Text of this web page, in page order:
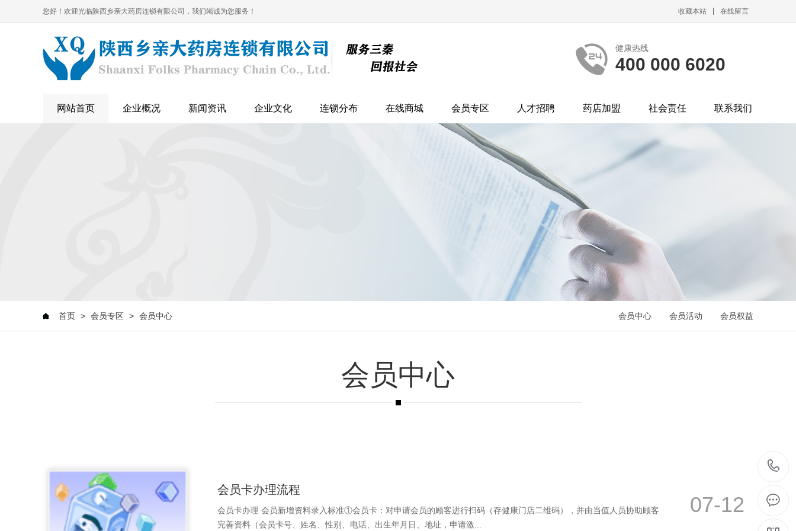
您好！欢迎光临陕西乡亲大药房连锁有限公司，我们竭诚为您服务！ 收藏本站 在线留言
健康热线
400 000 6020
网站首页 企业概况 新闻资讯 企业文化 连锁分布 在线商城 会员专区 人才招聘 药店加盟 社会责任 联系我们
首页 > 会员专区 > 会员中心 会员中心 会员活动 会员权益
会员中心
会员卡办理流程
会员卡办理 会员新增资料录入标准①会员卡：对申请会员的顾客进行扫码（存健康门店二维码），并由当值人员协助顾客
完善资料（会员卡号、姓名、性别、电话、出生年月日、地址，申请激...
07-12